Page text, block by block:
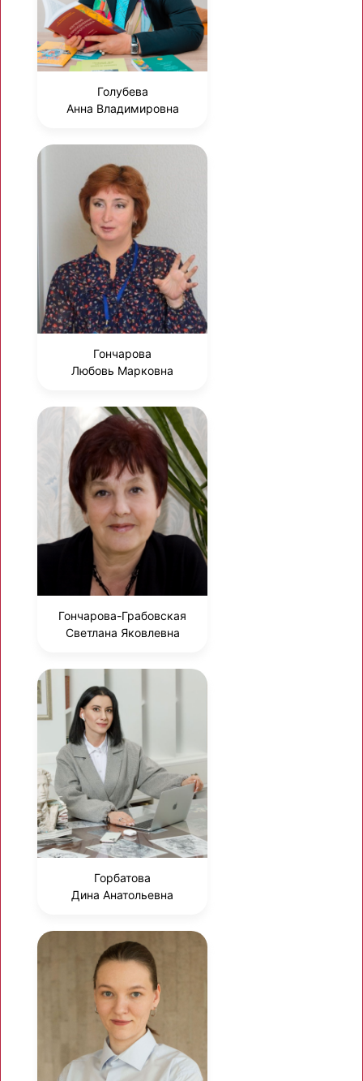
Голубева
Анна Владимировна
Гончарова
Любовь Марковна
Гончарова-Грабовская
Светлана Яковлевна
Горбатова
Дина Анатольевна